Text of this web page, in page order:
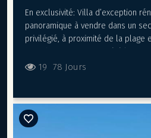
En exclusivité: Villa d’exception
panoramique à vendre dans un
privilégié, à proximité de la plage
niveaux, allie élégance et
s’ouvrant sur une grande
deux chambres, une salle de
et un wc indépendant. À l’étage,
19 78 Jours